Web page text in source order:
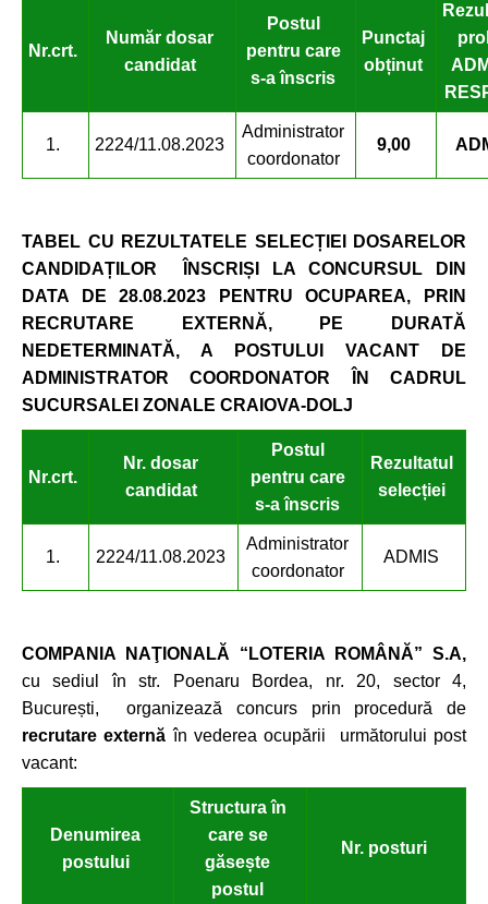
Nr.crt.
Număr dosar
candidat
Postul
pentru care
s-a înscris
Punctaj
obținut
1. 2224/11.08.2023
Administrator
coordonator
9,00
TABEL CU REZULTATELE SELECȚIEI DOSARELOR
CANDIDAȚILOR ÎNSCRIȘI LA CONCURSUL DIN
DATA DE 28.08.2023
PENTRU OCUPAREA, PRIN
RECRUTARE EXTERNĂ,PE DURATĂ
NEDETERMINATĂ, A POSTULUI VACANT DE
ADMINISTRATOR COORDONATOR ÎN CADRUL
SUCURSALEI ZONALE CRAIOVA-DOLJ
Nr.crt.
Nr. dosar
candidat
Postul
pentru care
s-a înscris
Rezultatul
selecției
1. 2224/11.08.2023
Administrator
coordonator
ADMIS
COMPANIA NAŢIONALĂ “LOTERIA ROMÂNĂ” S.A,
cu sediul în str. Poenaru Bordea, nr. 20, sector 4,
București, organizează concurs prin procedură de
recrutare externă în vederea ocupării următorului post
vacant:
Denumirea
postului
Structuraîn
care se
găsește
postul
Nr. posturi